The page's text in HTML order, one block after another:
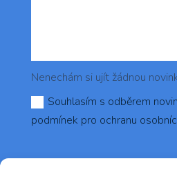
Nenechám si ujít žádnou
Souhlasím s odběrem
podmínek pro ochranu